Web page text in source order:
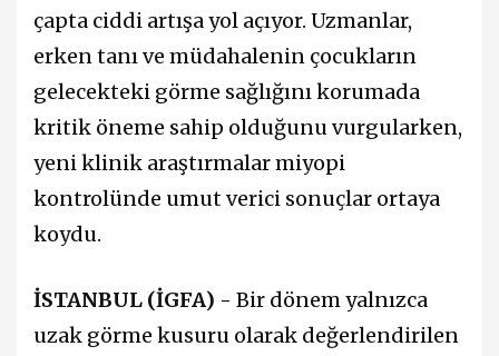
çapta ciddi artışa yol açıyor. Uzmanlar,
erken tanı ve müdahalenin çocukların
gelecekteki görme sağlığını korumada
kritik öneme sahip olduğunu vurgularken,
yeni klinik araştırmalar miyopi
kontrolünde umut verici sonuçlar ortaya
koydu.
İSTANBUL (İGFA) - Bir dönem yalnızca
uzak görme kusuru olarak değerlendirilen